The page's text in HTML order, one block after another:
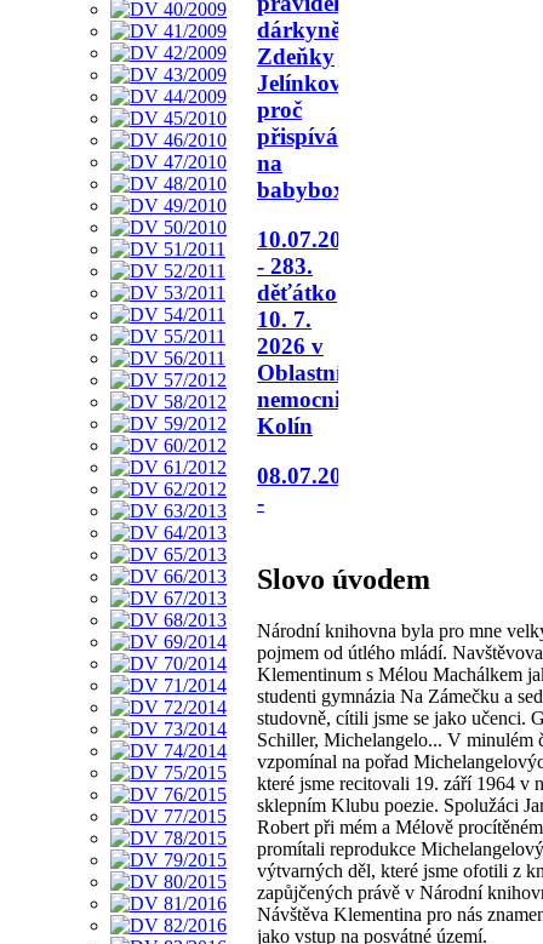
dárkyně
Zdeňky
Jelínkové,
proč
přispívá
na
babybox.
10.07.2026
- 283.
děťátko
10. 7.
2026 v
Oblastní
nemocnici
Kolín
08.07.2026
-
Slovo úvodem
Národní knihovna byla pro mne
pojmem od útlého mládí.
Klementinum s Mélou Machálkem
studenti gymnázia Na Zámečku a
studovně, cítili jsme se jako učenci.
Schiller, Michelangelo... V minulém
vzpomínal na pořad
které jsme recitovali 19. září 1964 v
sklepním Klubu poezie. Spolužáci
Robert při mém a Mélově
promítali reprodukce
výtvarných děl, které jsme ofotili z
zapůjčených právě v Národní
Návštěva Klementina pro nás
jako vstup na posvátné území.